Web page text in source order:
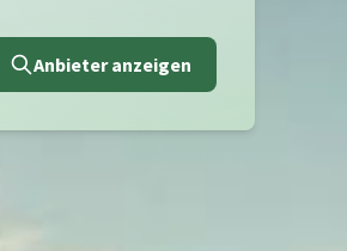
Anbieter anzeigen